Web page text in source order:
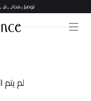
تخطي إلى توصيل مجاني في
لم يتم